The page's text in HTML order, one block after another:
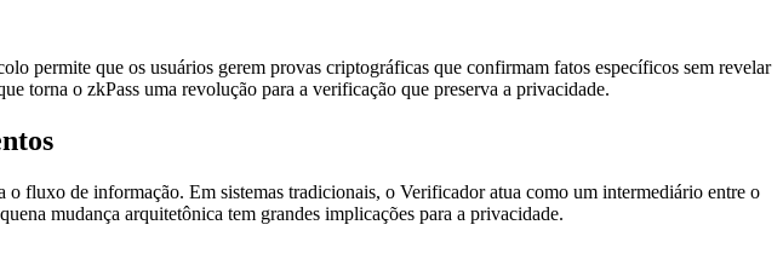
permite que os usuários gerem provas criptográficas que confirmam fatos específicos sem revelar
torna o zkPass uma revolução para a verificação que preserva a privacidade.
fluxo de informação. Em sistemas tradicionais, o Verificador atua como um intermediário entre o
mudança arquitetônica tem grandes implicações para a privacidade.